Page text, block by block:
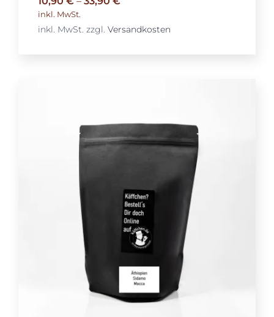
inkl. MwSt.
inkl. MwSt. zzgl. Versandkosten